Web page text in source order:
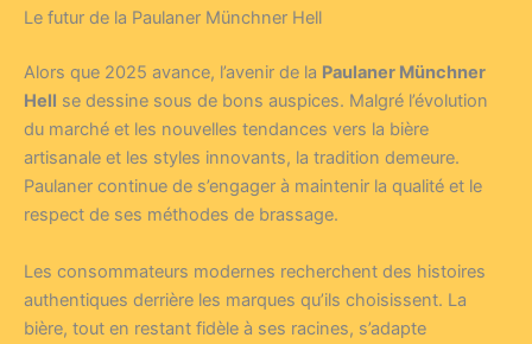
Le futur de la Paulaner Münchner Hell
Alors que 2025 avance, l’avenir de la Paulaner Münchner
Hell se dessine sous de bons auspices. Malgré l’évolution
du marché et les nouvelles tendances vers la bière
artisanale et les styles innovants, la tradition demeure.
Paulaner continue de s’engager à maintenir la qualité et le
respect de ses méthodes de brassage.
Les consommateurs modernes recherchent des histoires
authentiques derrière les marques qu’ils choisissent. La
bière, tout en restant fidèle à ses racines, s’adapte